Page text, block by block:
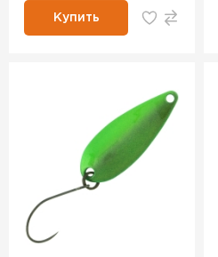
Купить